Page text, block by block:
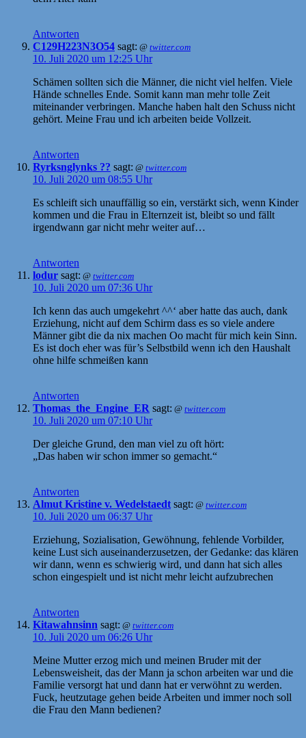
Antworten
C129H223N3O54 sagt: @ twitter.com
10. Juli 2020 um 12:25 Uhr
Schämen sollten sich die Männer, die nicht viel helfen. Viele
Hände schnelles Ende. Somit kann man mehr tolle Zeit
miteinander verbringen. Manche haben halt den Schuss nicht
gehört. Meine Frau und ich arbeiten beide Vollzeit.
Antworten
Ryrksnglynks ?? sagt: @ twitter.com
10. Juli 2020 um 08:55 Uhr
Es schleift sich unauffällig so ein, verstärkt sich, wenn Kinder
kommen und die Frau in Elternzeit ist, bleibt so und fällt
irgendwann gar nicht mehr weiter auf…
Antworten
lodur sagt: @ twitter.com
10. Juli 2020 um 07:36 Uhr
Ich kenn das auch umgekehrt ^^‘ aber hatte das auch, dank
Erziehung, nicht auf dem Schirm dass es so viele andere
Männer gibt die da nix machen Oo macht für mich kein Sinn.
Es ist doch eher was für’s Selbstbild wenn ich den Haushalt
ohne hilfe schmeißen kann
Antworten
Thomas_the_Engine_ER sagt: @ twitter.com
10. Juli 2020 um 07:10 Uhr
Der gleiche Grund, den man viel zu oft hört:
„Das haben wir schon immer so gemacht.“
Antworten
Almut Kristine v. Wedelstaedt sagt: @ twitter.com
10. Juli 2020 um 06:37 Uhr
Erziehung, Sozialisation, Gewöhnung, fehlende Vorbilder,
keine Lust sich auseinanderzusetzen, der Gedanke: das klären
wir dann, wenn es schwierig wird, und dann hat sich alles
schon eingespielt und ist nicht mehr leicht aufzubrechen
Antworten
Kitawahnsinn sagt: @ twitter.com
10. Juli 2020 um 06:26 Uhr
Meine Mutter erzog mich und meinen Bruder mit der
Lebensweisheit, das der Mann ja schon arbeiten war und die
Familie versorgt hat und dann hat er verwöhnt zu werden.
Fuck, heutzutage gehen beide Arbeiten und immer noch soll
die Frau den Mann bedienen?